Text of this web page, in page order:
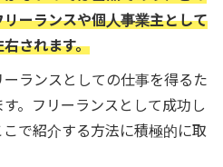
ーランスや個人事業主として
されます。
ランスとしての仕事を得るた
。フリーランスとして成功し
で紹介する方法に積極的に取